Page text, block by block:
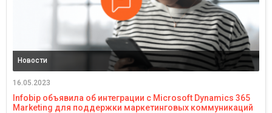
Новости
16.05.2023
Infobip объявила об интеграции с Microsoft Dynamics 365
Marketing для поддержки маркетинговых коммуникаций